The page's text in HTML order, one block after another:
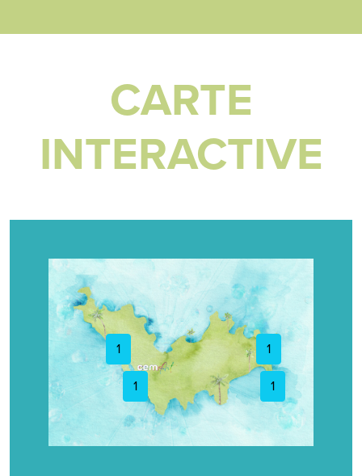
CARTE
INTERACTIVE
1
1
1
1